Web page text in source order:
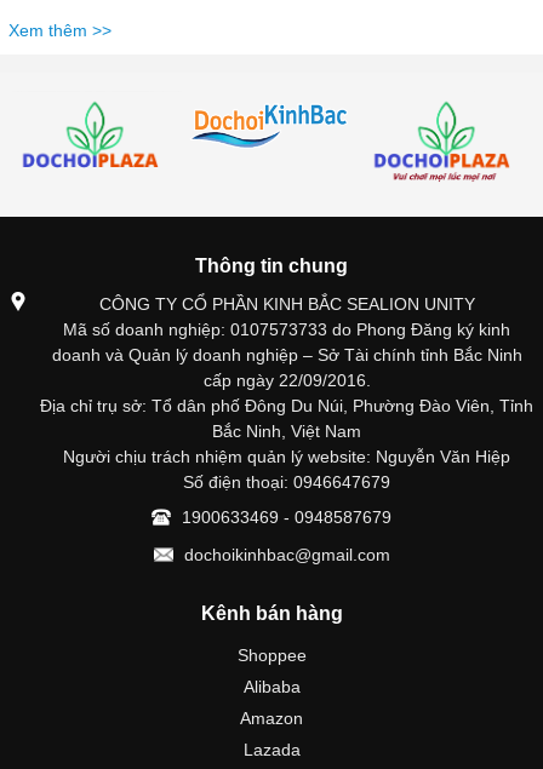
Xem thêm >>
Thông tin chung
CÔNG TY CỔ PHẦN KINH BẮC SEALION UNITY
Mã số doanh nghiệp: 0107573733 do Phong Đăng ký kinh
doanh và Quản lý doanh nghiệp – Sở Tài chính tỉnh Bắc Ninh
cấp ngày 22/09/2016.
Địa chỉ trụ sở: Tổ dân phố Đông Du Núi, Phường Đào Viên, Tỉnh
Bắc Ninh, Việt Nam
Người chịu trách nhiệm quản lý website: Nguyễn Văn Hiệp
Số điện thoại: 0946647679
1900633469 - 0948587679
dochoikinhbac@gmail.com
Kênh bán hàng
Shoppee
Alibaba
Amazon
Lazada